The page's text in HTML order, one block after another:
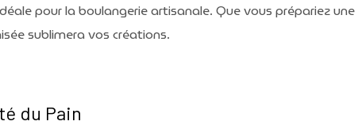
pour la boulangerie artisanale. Que vous prépariez une
sublimera vos créations.
du Pain